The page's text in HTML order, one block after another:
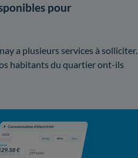
pour
a plusieurs services à solliciter.
habitants du quartier ont-ils